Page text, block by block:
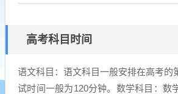
高考科目时间
语文科目：语文科目一般安排在高考的
试时间一般为120分钟。数学科目：数